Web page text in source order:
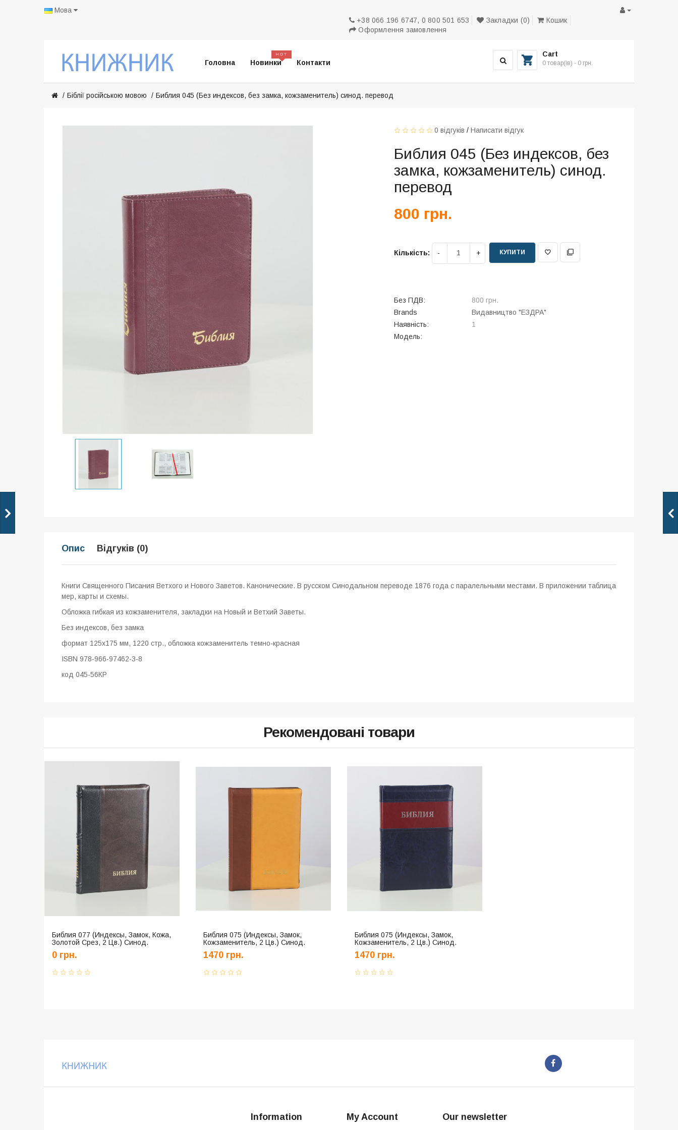
Мова
+38 066 196 6747, 0 800 501 653
Закладки (0)
Кошик
Оформлення замовлення
Головна
HOT
Новинки Контакти
Cart
0 товар(ів) - 0 грн.
Біблії російською мовою Библия 045 (Без индексов, без замка, кожзаменитель) синод. перевод
0 відгуків /Написати відгук
Библия 045 (Без индексов, без
замка, кожзаменитель) синод.
перевод
800 грн.
Кількість: КУПИТИ
Без ПДВ:
800 грн.
Brands
Видавництво "ЕЗДРА"
Наявність:
1
Модель:
Опис Відгуків (0)
Книги Священного Писания Ветхого и Нового Заветов. Канонические. В русском Синодальном переводе 1876 года с паралельными местами. В приложении таблица
мер, карты и схемы.
Обложка гибкая из кожзаменителя, закладки на Новый и Ветхий Заветы.
Без индексов, без замка
формат 125x175 мм, 1220 стр., обложка кожзаменитель темно-красная
ISBN 978-966-97462-3-8
код 045-56КР
Рекомендовані товари
Библия 077 (Индексы, Замок, Кожа,
Золотой Срез, 2 Цв.) Синод.
Перевод. Нет В Наличии
0 грн.
Библия 075 (Индексы, Замок,
Кожзаменитель, 2 Цв.) Синод.
Перевод
1470 грн.
Библия 075 (Индексы, Замок,
Кожзаменитель, 2 Цв.) Синод.
Перевод
1470 грн.
Information My Account Our newsletter